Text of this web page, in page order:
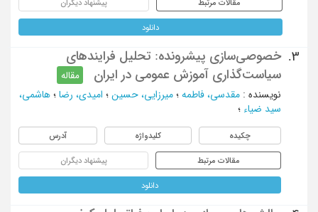
مقالات مرتبط پیشنهاد دیگران
دانلود
3.
خصوصی‌سازی پیشرونده: تحلیل فرایندهای
سیاست‌گذاری آموزش عمومی در ایران
مقاله
نویسنده : مقدسی، فاطمه ؛ میرزایی، حسین ؛ امیدی، رضا ؛ هاشمی،
سید ضیاء ؛
چکیده کلیدواژه آدرس
مقالات مرتبط پیشنهاد دیگران
دانلود